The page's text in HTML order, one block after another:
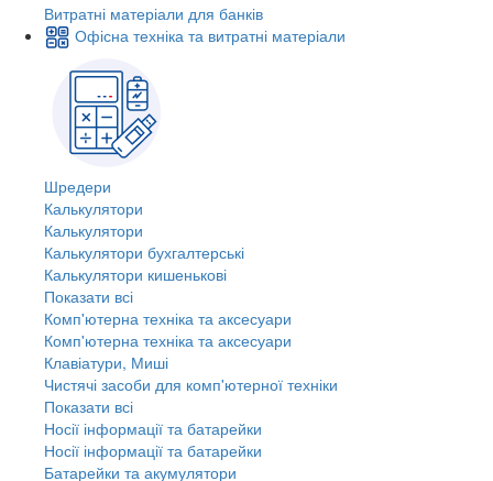
Витратні матеріали для банків
Офісна техніка та витратні матеріали
Шредери
Калькулятори
Калькулятори
Калькулятори бухгалтерські
Калькулятори кишенькові
Показати всі
Комп'ютерна техніка та аксесуари
Комп'ютерна техніка та аксесуари
Клавіатури, Миші
Чистячі засоби для комп'ютерної техніки
Показати всі
Носії інформації та батарейки
Носії інформації та батарейки
Батарейки та акумулятори